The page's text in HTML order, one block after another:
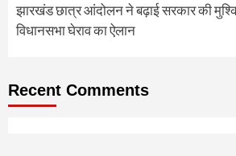
झारखंड छात्र आंदोलन ने बढ़ाई सरकार की
विधानसभा घेराव का ऐलान
Recent Comments